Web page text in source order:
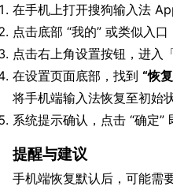
在手机上打开搜狗输入法
点击底部 “我的” 或类似入口
点击右上角设置按钮，进入
在设置页面底部，找到 “恢
将手机端输入法恢复至初始状
系统提示确认，点击 “确定”
提醒与建议
手机端恢复默认后，可能需